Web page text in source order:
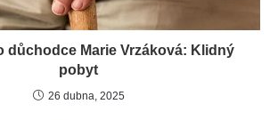
důchodce Marie Vrzáková: Klidný
pobyt
26 dubna, 2025